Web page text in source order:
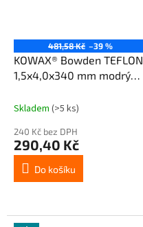
481,58 Kč –39 %
KOWAX® Bowden TEFLON
1,5x4,0x340 mm modrý
Skladem (>5 ks)
240 Kč bez DPH
290,40 Kč
Do košíku